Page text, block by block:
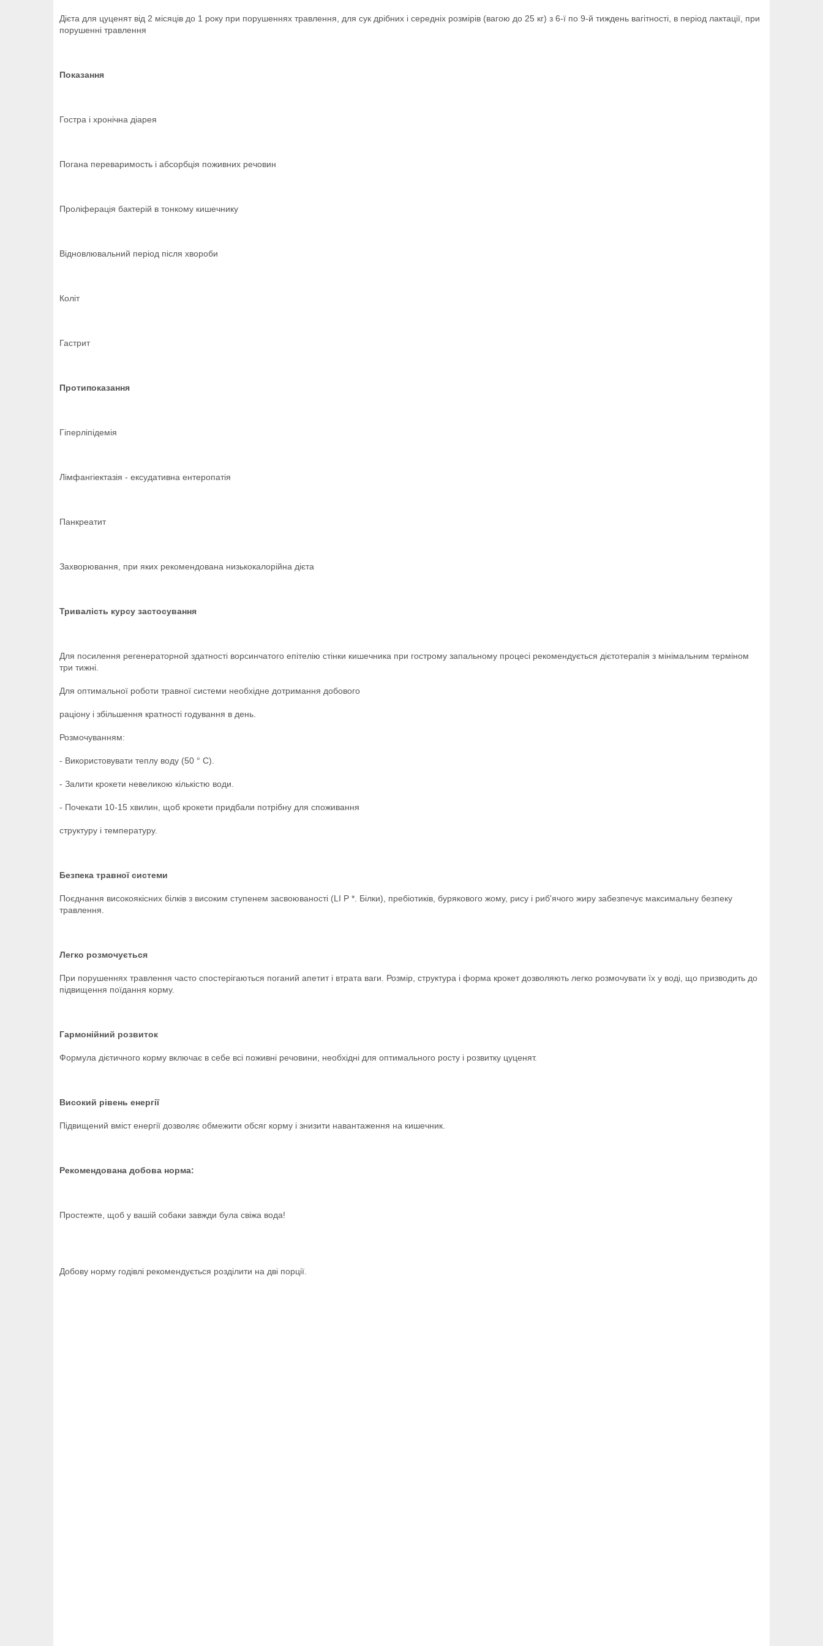
Дієта для цуценят від 2 місяців до 1 року при порушеннях травлення, для сук дрібних і середніх розмірів (вагою до 25 кг) з 6-ї по 9-й тиждень вагітності, в період лактації, при
порушенні травлення
Показання
Гостра і хронічна діарея
Погана переваримость і абсорбція поживних речовин
Проліферація бактерій в тонкому кишечнику
Відновлювальний період після хвороби
Коліт
Гастрит
Протипоказання
Гіперліпідемія
Лімфангіектазія - ексудативна ентеропатія
Панкреатит
Захворювання, при яких рекомендована низькокалорійна дієта
Тривалість курсу застосування
Для посилення регенераторной здатності ворсинчатого епітелію стінки кишечника при гострому запальному процесі рекомендується дієтотерапія з мінімальним терміном
три тижні.
Для оптимальної роботи травної системи необхідне дотримання добового
раціону і збільшення кратності годування в день.
Розмочуванням:
- Використовувати теплу воду (50 ° C).
- Залити крокети невеликою кількістю води.
- Почекати 10-15 хвилин, щоб крокети придбали потрібну для споживання
структуру і температуру.
Безпека травної системи
Поєднання високоякісних білків з високим ступенем засвоюваності (LI P *. Білки), пребіотиків, бурякового жому, рису і риб'ячого жиру забезпечує максимальну безпеку
травлення.
Легко розмочується
При порушеннях травлення часто спостерігаються поганий апетит і втрата ваги. Розмір, структура і форма крокет дозволяють легко розмочувати їх у воді, що призводить до
підвищення поїдання корму.
Гармонійний розвиток
Формула дієтичного корму включає в себе всі поживні речовини, необхідні для оптимального росту і розвитку цуценят.
Високий рівень енергії
Підвищений вміст енергії дозволяє обмежити обсяг корму і знизити навантаження на кишечник.
Рекомендована добова норма:
Простежте, щоб у вашій собаки завжди була свіжа вода!
Добову норму годівлі рекомендується розділити на дві порції.